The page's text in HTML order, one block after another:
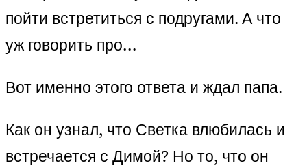
пойти встретиться с подругами. А что
уж говорить про…
Вот именно этого ответа и ждал папа.
Как он узнал, что Светка влюбилась и
встречается с Димой? Но то, что он